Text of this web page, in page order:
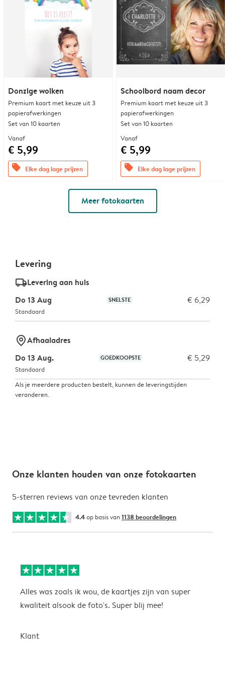
Donzige wolken
Premium kaart met keuze uit 3
papierafwerkingen
Set van 10 kaarten
Vanaf
€ 5,99
offers Elke dag lage prijzen
Schoolbord naam decor
Premium kaart met keuze uit 3
papierafwerkingen
Set van 10 kaarten
Vanaf
€ 5,99
offers Elke dag lage prijzen
Meer fotokaarten
Levering
delivery_standard_v2Levering aan huis
Do 13 Aug
SNELSTE € 6,29
Standaard
marker-pinAfhaaladres
Do 13 Aug.
GOEDKOOPSTE € 5,29
Standaard
Als je meerdere producten bestelt, kunnen de leveringstijden
veranderen.
Onze klanten houden van onze fotokaarten
5-sterren reviews van onze tevreden klanten
4.4op basis van 1138 beoordelingen
Alles was zoals ik wou, de kaartjes zijn van super
kwaliteit alsook de foto's. Super blij mee!
Klant